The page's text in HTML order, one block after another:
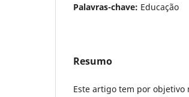
Palavras-chave: Educação
Resumo
Este artigo tem por